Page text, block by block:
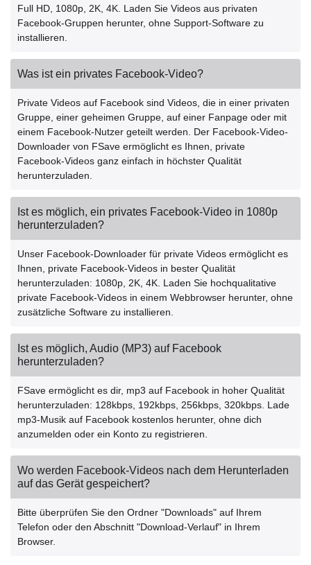
Full HD, 1080p, 2K, 4K. Laden Sie Videos aus privaten
Facebook-Gruppen herunter, ohne Support-Software zu
installieren.
Was ist ein privates Facebook-Video?
Private Videos auf Facebook sind Videos, die in einer privaten
Gruppe, einer geheimen Gruppe, auf einer Fanpage oder mit
einem Facebook-Nutzer geteilt werden. Der Facebook-Video-
Downloader von FSave ermöglicht es Ihnen, private
Facebook-Videos ganz einfach in höchster Qualität
herunterzuladen.
Ist es möglich, ein privates Facebook-Video in 1080p
herunterzuladen?
Unser Facebook-Downloader für private Videos ermöglicht es
Ihnen, private Facebook-Videos in bester Qualität
herunterzuladen: 1080p, 2K, 4K. Laden Sie hochqualitative
private Facebook-Videos in einem Webbrowser herunter, ohne
zusätzliche Software zu installieren.
Ist es möglich, Audio (MP3) auf Facebook
herunterzuladen?
FSave ermöglicht es dir, mp3 auf Facebook in hoher Qualität
herunterzuladen: 128kbps, 192kbps, 256kbps, 320kbps. Lade
mp3-Musik auf Facebook kostenlos herunter, ohne dich
anzumelden oder ein Konto zu registrieren.
Wo werden Facebook-Videos nach dem Herunterladen
auf das Gerät gespeichert?
Bitte überprüfen Sie den Ordner "Downloads" auf Ihrem
Telefon oder den Abschnitt "Download-Verlauf" in Ihrem
Browser.